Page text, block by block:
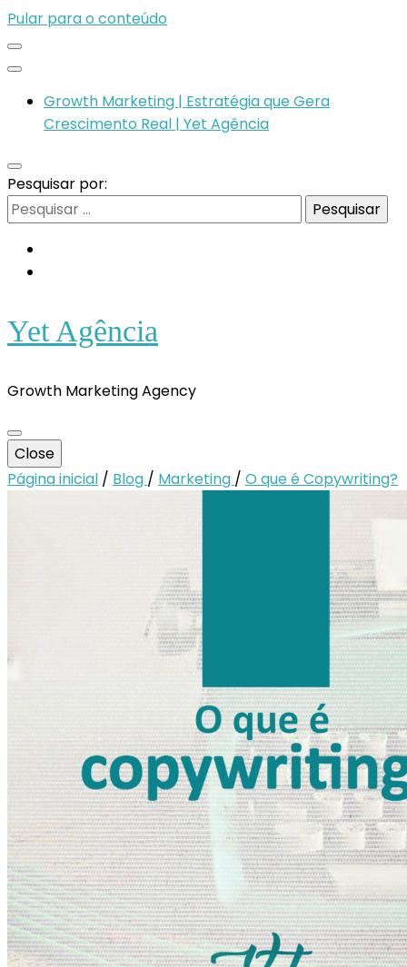
Pular para o conteúdo
Growth Marketing | Estratégia que Gera
Crescimento Real | Yet Agência
Pesquisar por:
Yet Agência
Growth Marketing Agency
Close
Página inicial / Blog / Marketing / O que é Copywriting?